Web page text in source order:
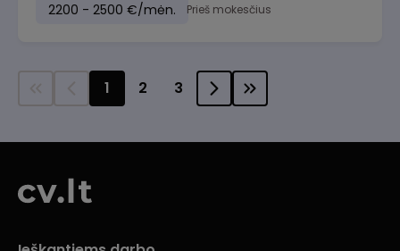
2200 - 2500 €/mėn. Prieš mokesčius
1 2 3